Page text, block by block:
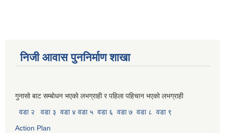
निजी आवास पुननिर्माण शाखा
गुनासो बाट सम्बोधन भएको लभग्राही र पहिला पहिचान भएको लभग्राही
वडा २
वडा ३ वडा ४ वडा ५ वडा ६ वडा ७ वडा ८ वडा ९
Action Plan